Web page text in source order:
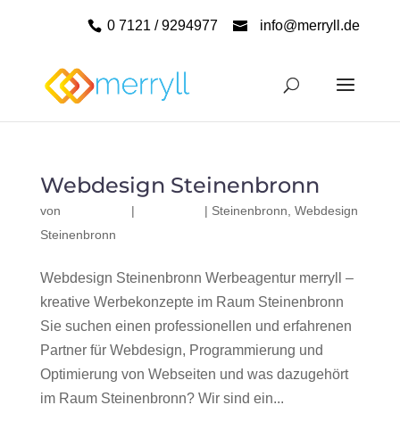
0 7121 / 9294977 info@merryll.de
Webdesign Steinenbronn
von | | Steinenbronn Webdesign
Steinenbronn
Webdesign Steinenbronn Werbeagentur merryll –
kreative Werbekonzepte im Raum Steinenbronn
Sie suchen einen professionellen und erfahrenen
Partner für Webdesign, Programmierung und
Optimierung von Webseiten und was dazugehört
im Raum Steinenbronn? Wir sind ein...